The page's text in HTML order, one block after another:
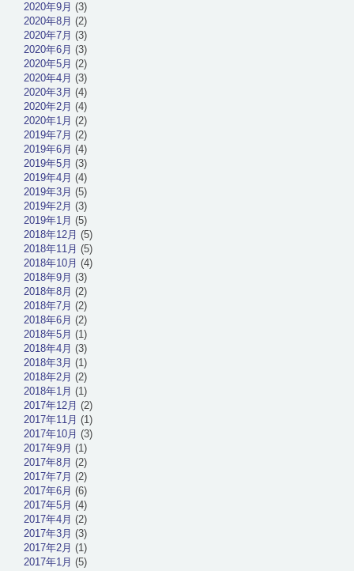
2020年9月 (3)
2020年8月 (2)
2020年7月 (3)
2020年6月 (3)
2020年5月 (2)
2020年4月 (3)
2020年3月 (4)
2020年2月 (4)
2020年1月 (2)
2019年7月 (2)
2019年6月 (4)
2019年5月 (3)
2019年4月 (4)
2019年3月 (5)
2019年2月 (3)
2019年1月 (5)
2018年12月 (5)
2018年11月 (5)
2018年10月 (4)
2018年9月 (3)
2018年8月 (2)
2018年7月 (2)
2018年6月 (2)
2018年5月 (1)
2018年4月 (3)
2018年3月 (1)
2018年2月 (2)
2018年1月 (1)
2017年12月 (2)
2017年11月 (1)
2017年10月 (3)
2017年9月 (1)
2017年8月 (2)
2017年7月 (2)
2017年6月 (6)
2017年5月 (4)
2017年4月 (2)
2017年3月 (3)
2017年2月 (1)
2017年1月 (5)